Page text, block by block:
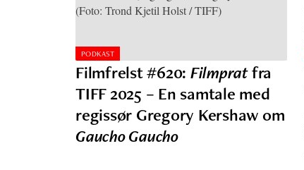
PODKAST
Filmfrelst #620: Filmpratfra
TIFF 2025 – En samtale med
regissør Gregory Kershaw om
Gaucho Gaucho